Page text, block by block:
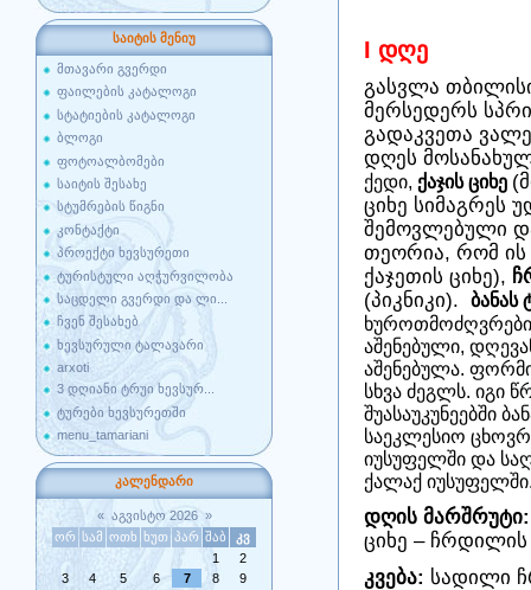
საიტის მენიუ
მთავარი გვერდი
ფაილების კატალოგი
სტატიების კატალოგი
ბლოგი
ფოტოალბომები
საიტის შესახე
სტუმრების წიგნი
კონტაქტი
პროექტი ხევსურეთი
ტურისტული აღჭურვილობა
საცდელი გვერდი და ლი...
ჩვენ შესახებ
ხევსურული ტალავარი
arxoti
3 დღიანი ტრუი ხევსურ...
ტურები ხევსურეთში
menu_tamariani
კალენდარი
« აგვისტო 2026 »
ორ
სამ ოთხ ხუთ პარ შაბ
კვ
1
2
3
4 5 6 7 8
9
I დღე
გასვლა
მერსედერს
გადაკვეთა
დღეს
ქედი, ქაჯის ციხე
ციხე სიმაგრეს
შემოვლებული
თეორია, რომ ის
ქაჯეთის ციხე),
(პიკნიკი).
ბანას
აშენებული,
აშენებულა.
სხვა ძეგლს. იგი
შუასაუკუნეებში
საეკლესიო
იუსუფელში და
ქალაქ
დღის მარშრუტი:
ციხე – ჩრდილის
კვება: სადილი